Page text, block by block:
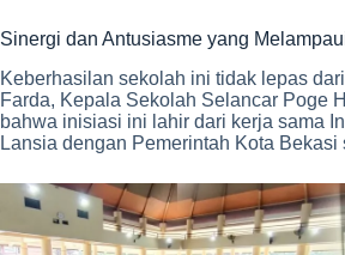
Sinergi dan Antusiasme yang
Keberhasilan sekolah ini tidak lepas
Farda, Kepala Sekolah Selancar Poge
bahwa inisiasi ini lahir dari kerja sama
Lansia dengan Pemerintah Kota Bekasi